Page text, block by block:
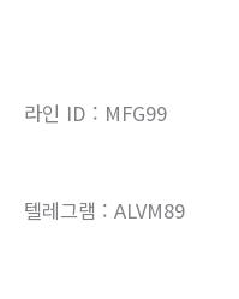
라인 ID : MFG99
텔레그램 : ALVM89